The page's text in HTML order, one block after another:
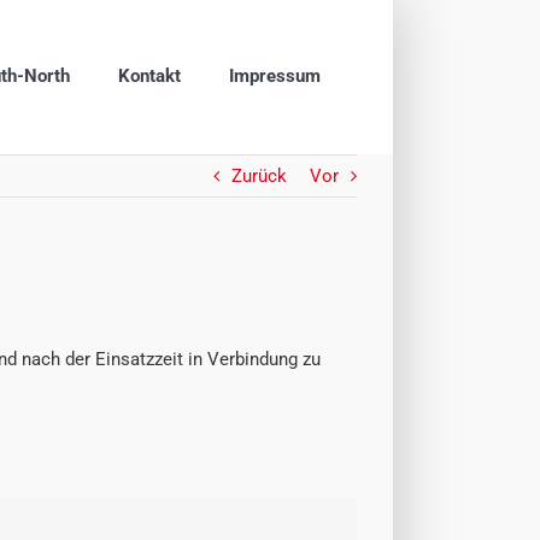
North Kontakt Impressum
Zurück Vor
nach der Einsatzzeit in Verbindung zu